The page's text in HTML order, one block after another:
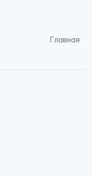
Главная